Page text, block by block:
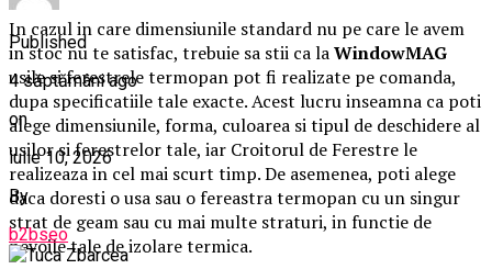
In cazul in care dimensiunile standard nu pe care le avem
in stoc nu te satisfac, trebuie sa stii ca laWindowMAG
usile si ferestrele termopan pot fi realizate pe comanda,
dupa specificatiile tale exacte. Acest lucru inseamna ca poti
alege dimensiunile, forma, culoarea si tipul de deschidere al
usilor si ferestrelor tale, iar Croitorul de Ferestre le
realizeaza in cel mai scurt timp. De asemenea, poti alege
daca doresti o usa sau o fereastra termopan cu un singur
strat de geam sau cu mai multe straturi, in functie de
nevoile tale de izolare termica.
Published
4 săptămâni ago
on
iulie 10, 2026
By
b2bseo